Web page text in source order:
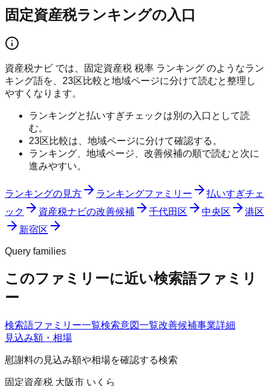
固定資産税ランキングの入口
資産税ナビ では、固定資産税 税率 ランキング のようなラン
キング語を、23区比較と地域ページに分けて読むと整理し
やすくなります。
ランキングと払いすぎチェックは別の入口として読
む。
23区比較は、地域ページに分けて確認する。
ランキング、地域ページ、改善候補の順で読むと次に
進みやすい。
ランキングの見方 ランキングファミリー
払いすぎチェ
ック
資産税ナビの改善候補 千代田区 中央区
港区
新宿区
Query families
このファミリーに近い検索語ファミリ
ー
検索語ファミリー一覧検索意図一覧改善候補事業詳細
見込み額・相場
慰謝料の見込み額や相場を確認する検索
固定資産税 大阪市 いくら